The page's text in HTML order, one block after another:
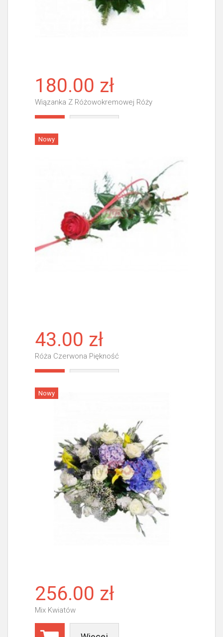
180.00 zł
Wiązanka Z Różowokremowej Róży
Nowy
43.00 zł
Róża Czerwona Piękność
Nowy
256.00 zł
Mix Kwiatów